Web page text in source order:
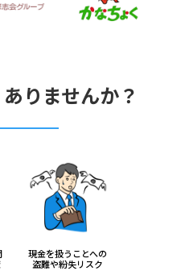
りませんか？
現金を扱うことへの
盗難や紛失リスク